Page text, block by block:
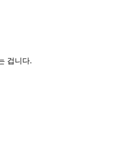
겁니다.